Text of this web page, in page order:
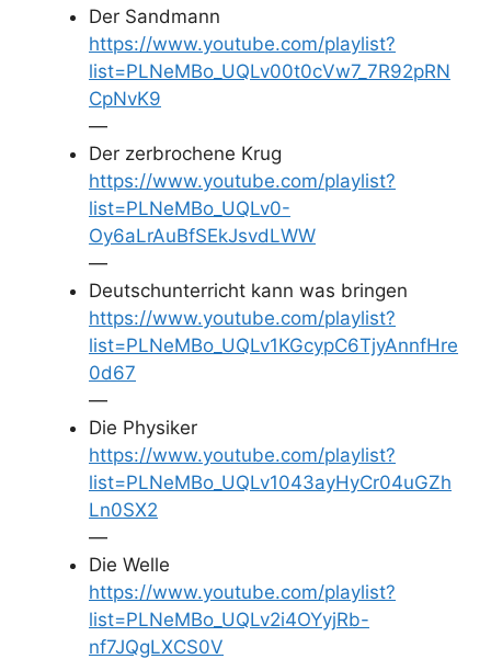
Der Sandmann
https://www.youtube.com/playlist?
list=PLNeMBo_UQLv00t0cVw7_7R92pRN
CpNvK9
—
Der zerbrochene Krug
https://www.youtube.com/playlist?
list=PLNeMBo_UQLv0-
Oy6aLrAuBfSEkJsvdLWW
—
Deutschunterricht kann was bringen
https://www.youtube.com/playlist?
list=PLNeMBo_UQLv1KGcypC6TjyAnnfHre
0d67
—
Die Physiker
https://www.youtube.com/playlist?
list=PLNeMBo_UQLv1043ayHyCr04uGZh
Ln0SX2
—
Die Welle
https://www.youtube.com/playlist?
list=PLNeMBo_UQLv2i4OYyjRb-
nf7JQgLXCS0V